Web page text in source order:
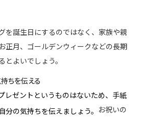
を誕生日にするのではなく、家族や親
正月、ゴールデンウィークなどの長期
よいでしょう。
ちを伝える
レゼントというものはないため、手紙
の気持ちを伝えましょう。 お祝いの